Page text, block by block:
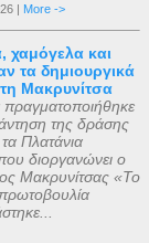
| More ->
χαμόγελα και
τα δημιουργικά
Μακρυνίτσα
πραγματοποιήθηκε
της δράσης
Πλατάνια
διοργανώνει ο
Μακρυνίτσας «Το